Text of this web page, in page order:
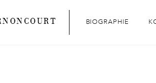
BIOGRAPHIE